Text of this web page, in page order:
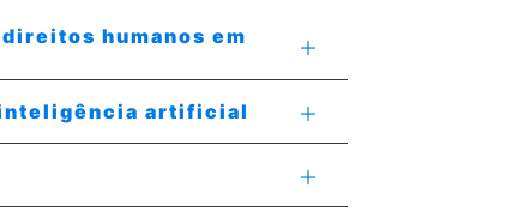
humanos em
inteligência artificial